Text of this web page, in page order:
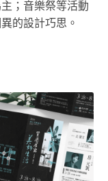
；音樂祭等活動
的設計巧思。